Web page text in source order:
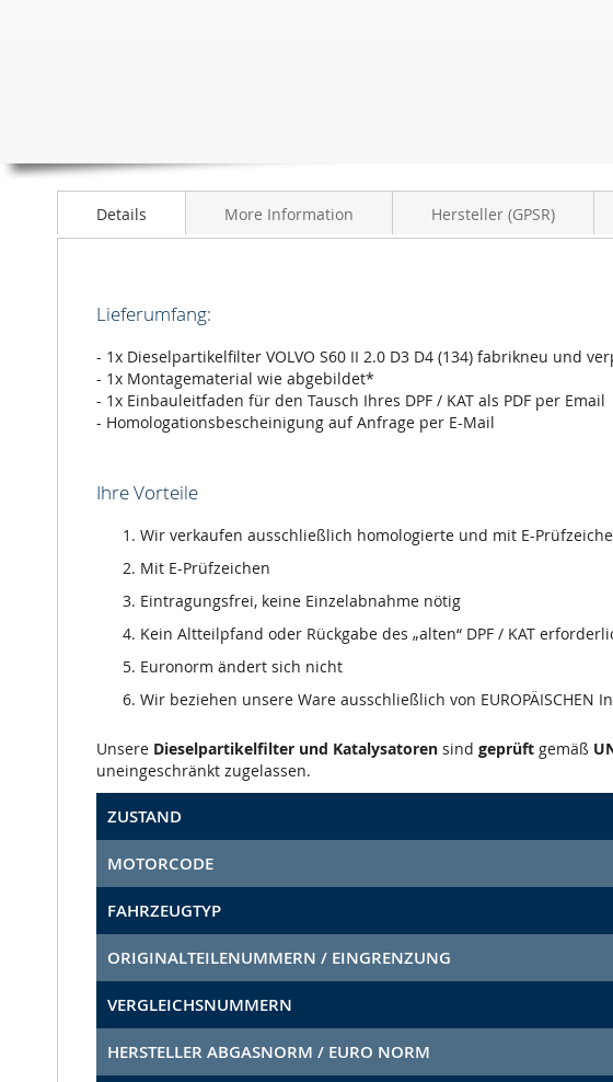
Details More Information Hersteller (GPSR)
Lieferumfang:
- 1x Dieselpartikelfilter VOLVO S60 II 2.0 D3 D4 (134) fabrikneu und
- 1x Montagematerial wie abgebildet*
- 1x Einbauleitfaden für den Tausch Ihres DPF / KAT als PDF per Email
- Homologationsbescheinigung auf Anfrage per E-Mail
Ihre Vorteile
Wir verkaufen ausschließlich homologierte und mit E-
Mit E-Prüfzeichen
Eintragungsfrei, keine Einzelabnahme nötig
Kein Altteilpfand oder Rückgabe des „alten“ DPF / KAT
Euronorm ändert sich nicht
Wir beziehen unsere Ware ausschließlich von EUROPÄISCHEN
Unsere Dieselpartikelfilter und Katalysatoren sind geprüft gemäß
uneingeschränkt zugelassen.
ZUSTAND
MOTORCODE
FAHRZEUGTYP
ORIGINALTEILENUMMERN / EINGRENZUNG
VERGLEICHSNUMMERN
HERSTELLER ABGASNORM / EURO NORM